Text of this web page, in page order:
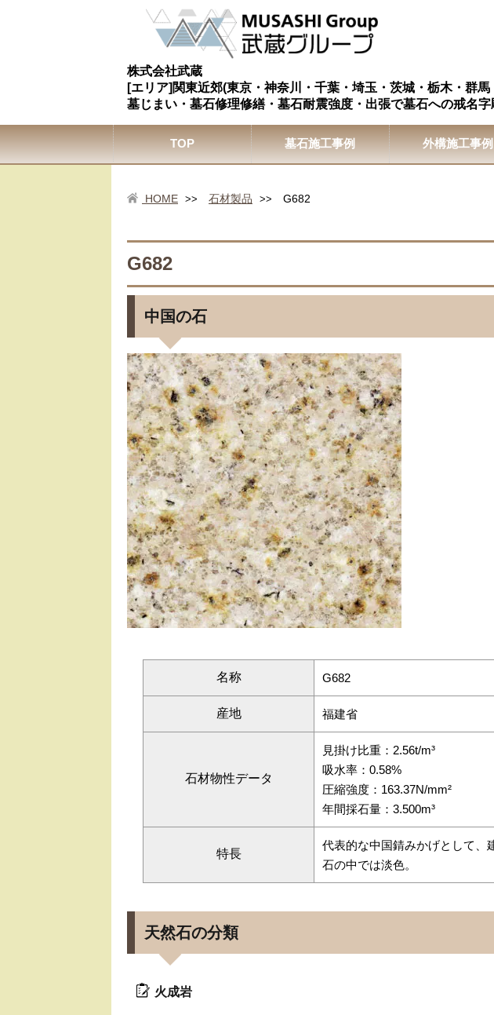
株式会社武蔵
[エリア]関東近郊(東京・神奈川・千葉・埼玉・茨城・栃木・群馬
墓じまい・墓石修理修繕・墓石耐震強度・出張で墓石への戒名
TOP 墓石施工事例 外構施工事例
HOME >> 石材製品 >> G682
G682
中国の石
名称 G682
産地 福建省
石材物性データ
見掛け比重：2.56t/m³
吸水率：0.58%
圧縮強度：163.37N/mm²
年間採石量：3.500m³
特長
代表的な中国錆みかげとして、
石の中では淡色。
天然石の分類
火成岩